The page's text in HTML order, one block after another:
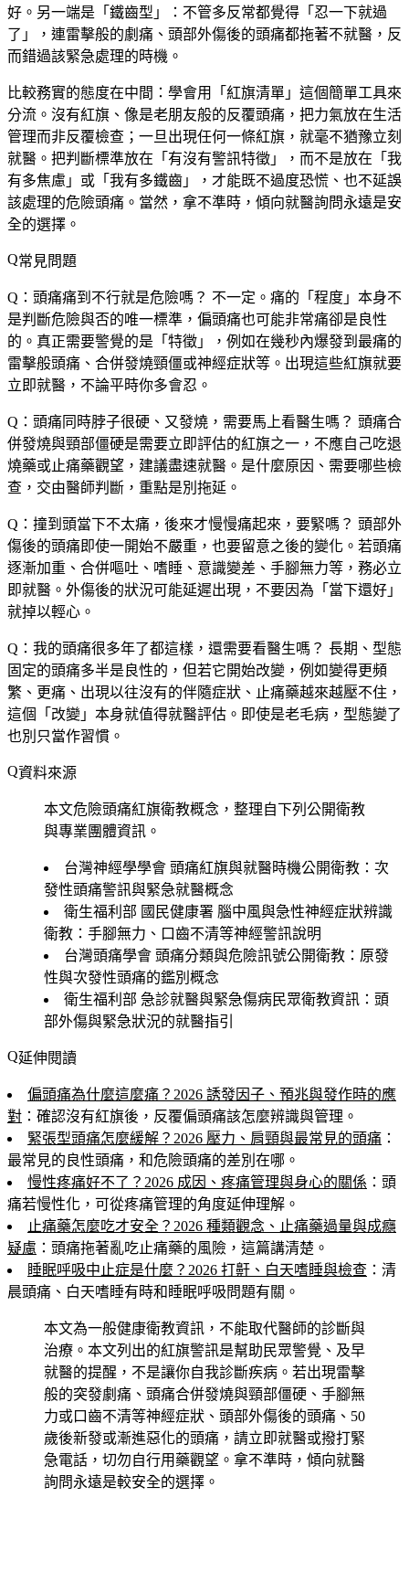
好。另一端是「鐵齒型」：不管多反常都覺得「忍一下就過
了」，連雷擊般的劇痛、頭部外傷後的頭痛都拖著不就醫，反
而錯過該緊急處理的時機。
比較務實的態度在中間：學會用「紅旗清單」這個簡單工具來
分流。沒有紅旗、像是老朋友般的反覆頭痛，把力氣放在生活
管理而非反覆檢查；一旦出現任何一條紅旗，就毫不猶豫立刻
就醫。把判斷標準放在「有沒有警訊特徵」，而不是放在「我
有多焦慮」或「我有多鐵齒」，才能既不過度恐慌、也不延誤
該處理的危險頭痛。當然，拿不準時，傾向就醫詢問永遠是安
全的選擇。
常見問題
Q：頭痛痛到不行就是危險嗎？ 不一定。痛的「程度」本身不
是判斷危險與否的唯一標準，偏頭痛也可能非常痛卻是良性
的。真正需要警覺的是「特徵」，例如在幾秒內爆發到最痛的
雷擊般頭痛、合併發燒頸僵或神經症狀等。出現這些紅旗就要
立即就醫，不論平時你多會忍。
Q：頭痛同時脖子很硬、又發燒，需要馬上看醫生嗎？ 頭痛合
併發燒與頸部僵硬是需要立即評估的紅旗之一，不應自己吃退
燒藥或止痛藥觀望，建議盡速就醫。是什麼原因、需要哪些檢
查，交由醫師判斷，重點是別拖延。
Q：撞到頭當下不太痛，後來才慢慢痛起來，要緊嗎？ 頭部外
傷後的頭痛即使一開始不嚴重，也要留意之後的變化。若頭痛
逐漸加重、合併嘔吐、嗜睡、意識變差、手腳無力等，務必立
即就醫。外傷後的狀況可能延遲出現，不要因為「當下還好」
就掉以輕心。
Q：我的頭痛很多年了都這樣，還需要看醫生嗎？ 長期、型態
固定的頭痛多半是良性的，但若它開始改變，例如變得更頻
繁、更痛、出現以往沒有的伴隨症狀、止痛藥越來越壓不住，
這個「改變」本身就值得就醫評估。即使是老毛病，型態變了
也別只當作習慣。
資料來源
本文危險頭痛紅旗衛教概念，整理自下列公開衛教
與專業團體資訊。
台灣神經學學會 頭痛紅旗與就醫時機公開衛教 ：次
發性頭痛警訊與緊急就醫概念
衛生福利部 國民健康署 腦中風與急性神經症狀辨識
衛教 ：手腳無力、口齒不清等神經警訊說明
台灣頭痛學會 頭痛分類與危險訊號公開衛教 ：原發
性與次發性頭痛的鑑別概念
衛生福利部 急診就醫與緊急傷病民眾衛教資訊 ：頭
部外傷與緊急狀況的就醫指引
延伸閱讀
偏頭痛為什麼這麼痛？2026 誘發因子、預兆與發作時的應
對 ：確認沒有紅旗後，反覆偏頭痛該怎麼辨識與管理。
緊張型頭痛怎麼緩解？2026 壓力、肩頸與最常見的頭痛 ：
最常見的良性頭痛，和危險頭痛的差別在哪。
慢性疼痛好不了？2026 成因、疼痛管理與身心的關係 ：頭
痛若慢性化，可從疼痛管理的角度延伸理解。
止痛藥怎麼吃才安全？2026 種類觀念、止痛藥過量與成癮
疑慮 ：頭痛拖著亂吃止痛藥的風險，這篇講清楚。
睡眠呼吸中止症是什麼？2026 打鼾、白天嗜睡與檢查 ：清
晨頭痛、白天嗜睡有時和睡眠呼吸問題有關。
本文為一般健康衛教資訊，不能取代醫師的診斷與
治療。本文列出的紅旗警訊是幫助民眾警覺、及早
就醫的提醒，不是讓你自我診斷疾病。若出現雷擊
般的突發劇痛、頭痛合併發燒與頸部僵硬、手腳無
力或口齒不清等神經症狀、頭部外傷後的頭痛、50
歲後新發或漸進惡化的頭痛，請立即就醫或撥打緊
急電話，切勿自行用藥觀望。拿不準時，傾向就醫
詢問永遠是較安全的選擇。